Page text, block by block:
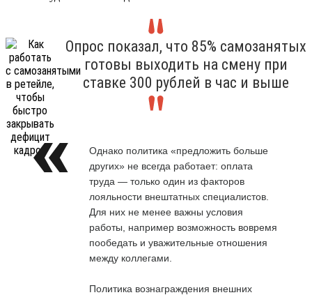
Опрос показал, что 85% самозанятых
готовы выходить на смену при
ставке 300 рублей в час и выше
Однако политика «предложить больше
других» не всегда работает: оплата
труда — только один из факторов
лояльности внештатных специалистов.
Для них не менее важны условия
работы, например возможность вовремя
пообедать и уважительные отношения
между коллегами.
Политика вознаграждения внешних